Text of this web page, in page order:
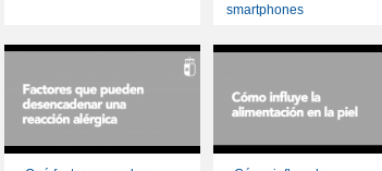
smartphones